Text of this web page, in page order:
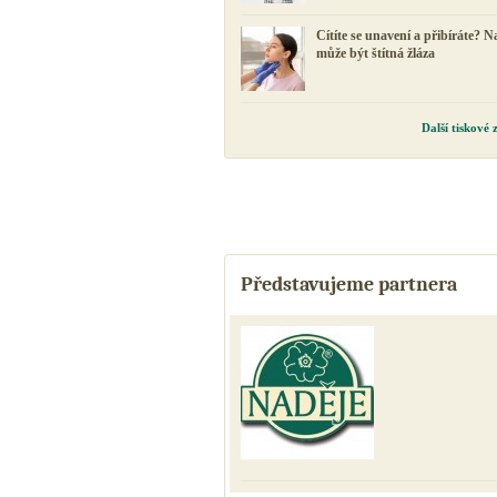
Cítíte se unavení a přibíráte?
může být štítná žláza
Další tiskové
Představujeme partnera